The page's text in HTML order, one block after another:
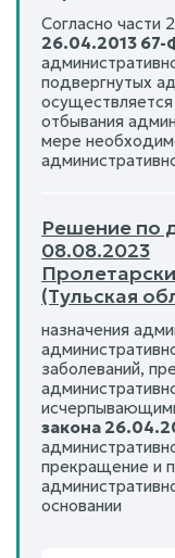
Согласно части 2
26.04.2013 67-
подвергнутых
отбывания
мере
Решение по
08.08.2023
(Тульская
назначения
заболеваний,
закона
прекращение и
основании